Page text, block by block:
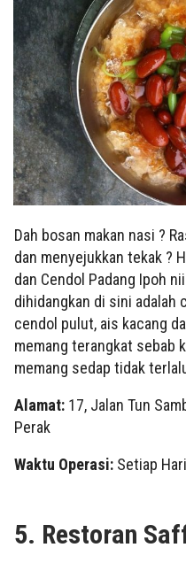
Dah bosan makan nasi ?
dan menyejukkan tekak ?
dan Cendol Padang Ipoh
dihidangkan di sini adalah
cendol pulut, ais kacang
memang terangkat sebab
memang sedap tidak
Alamat: 17, Jalan Tun
Perak
Waktu Operasi: Setiap
5. Restoran